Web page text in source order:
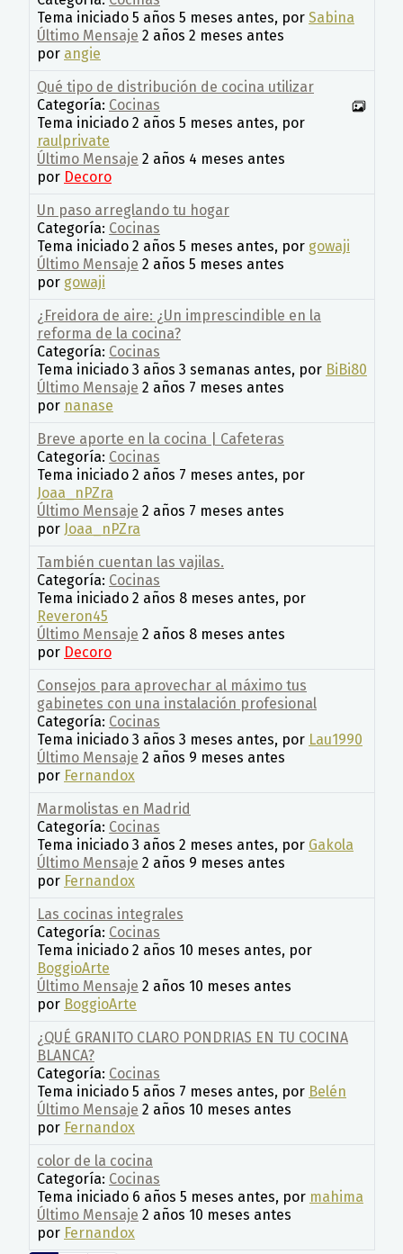
Tema iniciado 5 años 5 meses antes, por Sabina
Último Mensaje 2 años 2 meses antes
por angie
Qué tipo de distribución de cocina utilizar
Categoría: Cocinas
Tema iniciado 2 años 5 meses antes, por
raulprivate
Último Mensaje 2 años 4 meses antes
por Decoro
Un paso arreglando tu hogar
Categoría: Cocinas
Tema iniciado 2 años 5 meses antes, por gowaji
Último Mensaje 2 años 5 meses antes
por gowaji
¿Freidora de aire: ¿Un imprescindible en la
reforma de la cocina?
Categoría: Cocinas
Tema iniciado 3 años 3 semanas antes, por BiBi80
Último Mensaje 2 años 7 meses antes
por nanase
Breve aporte en la cocina | Cafeteras
Categoría: Cocinas
Tema iniciado 2 años 7 meses antes, por
Joaa_nPZra
Último Mensaje 2 años 7 meses antes
por Joaa_nPZra
También cuentan las vajilas.
Categoría: Cocinas
Tema iniciado 2 años 8 meses antes, por
Reveron45
Último Mensaje 2 años 8 meses antes
por Decoro
Consejos para aprovechar al máximo tus
gabinetes con una instalación profesional
Categoría: Cocinas
Tema iniciado 3 años 3 meses antes, por Lau1990
Último Mensaje 2 años 9 meses antes
por Fernandox
Marmolistas en Madrid
Categoría: Cocinas
Tema iniciado 3 años 2 meses antes, por Gakola
Último Mensaje 2 años 9 meses antes
por Fernandox
Las cocinas integrales
Categoría: Cocinas
Tema iniciado 2 años 10 meses antes, por
BoggioArte
Último Mensaje 2 años 10 meses antes
por BoggioArte
¿QUÉ GRANITO CLARO PONDRIAS EN TU COCINA
BLANCA?
Categoría: Cocinas
Tema iniciado 5 años 7 meses antes, por Belén
Último Mensaje 2 años 10 meses antes
por Fernandox
color de la cocina
Categoría: Cocinas
Tema iniciado 6 años 5 meses antes, por mahima
Último Mensaje 2 años 10 meses antes
por Fernandox